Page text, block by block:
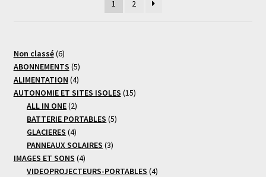
1 2
Non classé 66
produits
ABONNEMENTS 55
produits
ALIMENTATION 44
produits
AUTONOMIE ET SITES ISOLES 1515
ALL IN ONE 22
produits
BATTERIE PORTABLES 55
GLACIERES 44
produits
PANNEAUX SOLAIRES 33
IMAGES ET SONS 44
produits
VIDEOPROJECTEURS-PORTABLES 44